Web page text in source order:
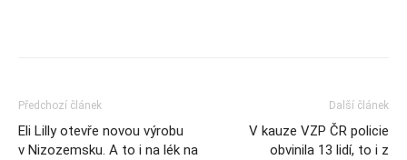
Předchozí článek
Eli Lilly otevře novou výrobu
v Nizozemsku. A to i na lék na
Další článek
V kauze VZP ČR policie
obvinila 13 lidí, to i z